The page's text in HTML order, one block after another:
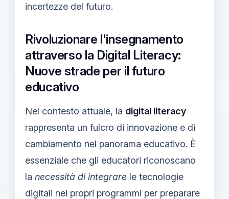
incertezze del futuro.
Rivoluzionare l'insegnamento
attraverso la Digital Literacy:
Nuove strade per il futuro
educativo
Nel contesto attuale, la digital literacy
rappresenta un fulcro di innovazione e di
cambiamento nel panorama educativo. È
essenziale che gli educatori riconoscano
la necessità di integrare le tecnologie
digitali nei propri programmi per preparare